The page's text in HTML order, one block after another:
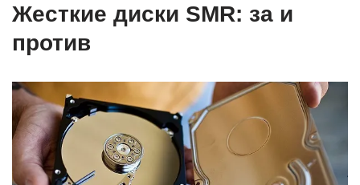
Жесткие диски SMR: за и
против